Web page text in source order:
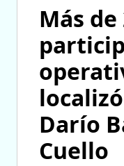
Más
Darío
Cuello